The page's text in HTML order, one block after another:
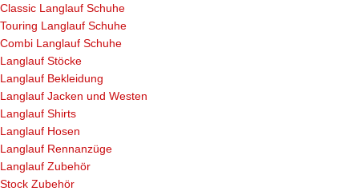
Classic Langlauf Schuhe
Touring Langlauf Schuhe
Combi Langlauf Schuhe
Langlauf Stöcke
Langlauf Bekleidung
Langlauf Jacken und Westen
Langlauf Shirts
Langlauf Hosen
Langlauf Rennanzüge
Langlauf Zubehör
Stock Zubehör